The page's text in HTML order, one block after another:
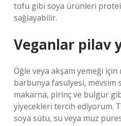
tofu gibi soya ürünleri
sağlayabilir.
Veganlar pilav
Öğle veya akşam yemeği
barbunya fasulyesi, mevsim
makarna, pirinç ve bulgur
yiyecekleri tercih ediyorum.
soya sütü, su veya muz